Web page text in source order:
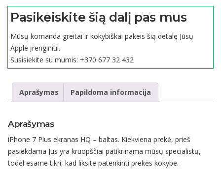
-
baltas
Pasikeiskite šią dalį pas mus
Mūsų komanda greitai ir kokybiškai pakeis šią detalę Jūsų
Apple įrenginiui.
Susisiekite su mumis: +370 677 32 432
Aprašymas Papildoma informacija
Aprašymas
iPhone 7 Plus ekranas HQ – baltas. Kiekviena prekė, prieš
pasiekdama Jus yra kruopščiai patikrinama mūsų specialistų,
todėl esame tikri, kad liksite patenkinti prekės kokybe.